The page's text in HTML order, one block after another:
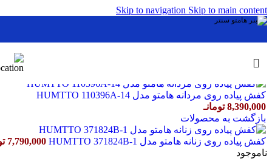
Skip to navigation Skip to main content
خانه
کفش پیاده روی مردانه هامتو مدل HUMTTO 110396A-14
8,390,000 تومانـ
بازگشت به محصولات
کفش پیاده روی زنانه هامتو مدل HUMTTO 371824B-1 7,790,000
ناموجود